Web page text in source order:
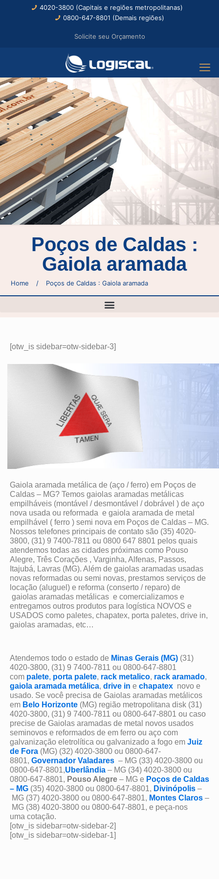
4020-3800 (Capitais e regiões metropolitanas)
0800-647-8801 (Demais regiões)
Solicite seu Orçamento
Poços de Caldas :
Gaiola aramada
Home / Poços de Caldas : Gaiola aramada
[otw_is sidebar=otw-sidebar-3]
Gaiola aramada metálica de (aço / ferro) em Poços de
Caldas – MG? Temos gaiolas aramadas metálicas
empilháveis (montável / desmontável / dobrável ) de aço
nova usada ou reformada e gaiola aramada de metal
empilhável ( ferro ) semi nova em Poços de Caldas – MG.
Nossos telefones principais de contato são (35) 4020-
3800, (31) 9 7400-7811 ou 0800 647 8801 pelos quais
atendemos todas as cidades próximas como Pouso
Alegre, Três Corações , Varginha, Alfenas, Passos,
Itajubá, Lavras (MG). Além de gaiolas aramadas usadas
novas reformadas ou semi novas, prestamos serviços de
locação (aluguel) e reforma (conserto / reparo) de
gaiolas aramadas metálicas e comercializamos e
entregamos outros produtos para logística NOVOS e
USADOS como paletes, chapatex, porta paletes, drive in,
gaiolas aramadas, etc…
Atendemos todo o estado de Minas Gerais (MG) (31)
4020-3800, (31) 9 7400-7811 ou 0800-647-8801
com palete, porta palete, rack metalico, rack aramado,
gaiola aramada metálica, drive in e chapatex novo e
usado. Se você precisa de Gaiolas aramadas metálicos
em Belo Horizonte (MG) região metropolitana disk (31)
4020-3800, (31) 9 7400-7811 ou 0800-647-8801 ou caso
precise de Gaiolas aramadas de metal novos usados
seminovos e reformados de em ferro ou aço com
galvanização eletrolítica ou galvanizado a fogo em Juiz
de Fora (MG) (32) 4020-3800 ou 0800-647-
8801, Governador Valadares – MG (33) 4020-3800 ou
0800-647-8801,Uberlândia – MG (34) 4020-3800 ou
0800-647-8801, Pouso Alegre – MG e Poços de Caldas
– MG (35) 4020-3800 ou 0800-647-8801, Divinópolis –
MG (37) 4020-3800 ou 0800-647-8801, Montes Claros –
MG (38) 4020-3800 ou 0800-647-8801, e peça-nos
uma cotação.
[otw_is sidebar=otw-sidebar-2]
[otw_is sidebar=otw-sidebar-1]